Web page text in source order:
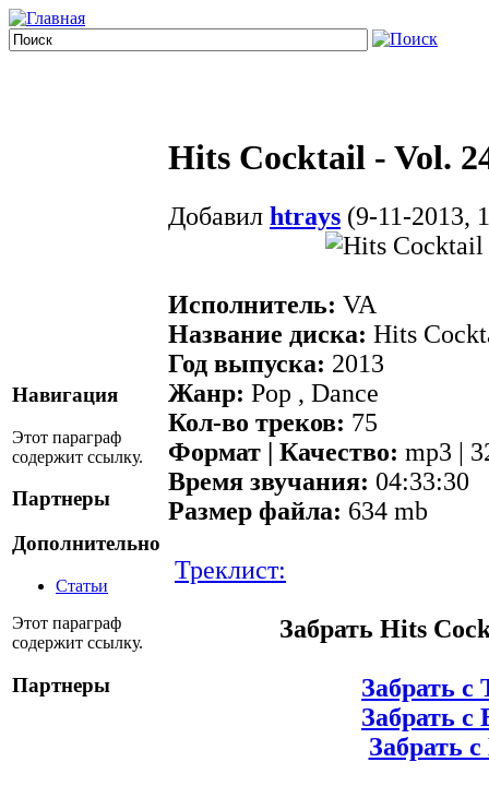
Навигация
Этот параграф
содержит ссылку.
Партнеры
Дополнительно
Статьи
Этот параграф
содержит ссылку.
Партнеры
Hits Cocktail - Vol.
Добавил htrays (9-11-2013,
Исполнитель: VA
Название диска: Hits
Год выпуска: 2013
Жанр: Pop , Dance
Кол-во треков: 75
Формат | Качество: mp3 |
Время звучания: 04:33:30
Размер файла: 634 mb
Треклист:
Забрать Hits
Забрать с
Забрать с
Забрать